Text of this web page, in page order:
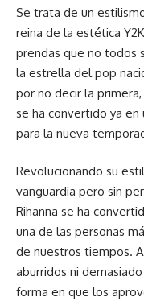
Se trata de un
reina de la estética
prendas que no todos
la estrella del pop
por no decir la
se ha convertido ya en
para la nueva
Revolucionando su
vanguardia pero sin
Rihanna se ha
una de las personas
de nuestros tiempos.
aburridos ni
forma en que los